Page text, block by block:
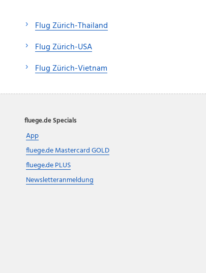
Flug Zürich-Thailand
Flug Zürich-USA
Flug Zürich-Vietnam